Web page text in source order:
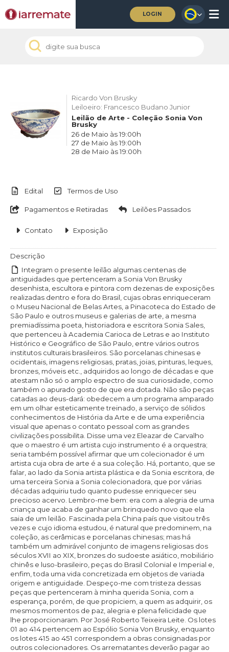
LOGIN
Ricardo Von Brusky
Leiloeiro: Francesco Budano Junior
Leilão de Arte - Coleção Sonia Von
Brusky
26 de Maio às 19:00h
27 de Maio às 19:00h
28 de Maio às 19:00h
Edital Termos de Uso
Pagamentos e Retiradas Leilões Passados
Contato Exposição
Descrição
Integram o presente leilão algumas centenas de
antiguidades que pertenceram a Sonia Von Brusky
desenhista, escultora e pintora com dezenas de exposições
realizadas dentro e fora do Brasil, cujas obras enriqueceram
o Museu Nacional de Belas Artes, a Pinacoteca do Estado de
São Paulo e outros museus e galerias de arte, a mesma
premiadíssima poeta, historiadora e escritora Sonia Sales,
que pertenceu à Academia Carioca de Letras e ao Instituto
Histórico e Geográfico de São Paulo, entre vários outros
institutos culturais brasileiros. São porcelanas chinesas e
ocidentais, imagens religiosas, pratas, joias, pinturas, leques,
bronzes, móveis etc., adquiridos ao longo de décadas e que
atestam não só o amplo espectro de sua curiosidade, como
também o apurado gosto de que era dotada. Não são peças
catadas ao deus-dará: obedecem a um programa amparado
em um olhar esteticamente treinado, a serviço de sólidos
conhecimentos de História da Arte e de uma experiência
visual que apenas o contato pessoal com as grandes
civilizações possibilita. Disse uma vez Eleazar de Carvalho
que o maestro é um artista cujo instrumento é a orquestra;
seria também possível afirmar que um colecionador é um
artista cuja obra de arte é a sua coleção. Há, portanto, que se
falar, ao lado da Sonia artista plástica e da Sonia escritora, de
uma terceira Sonia a Sonia colecionadora, que por várias
décadas adquiriu tudo quanto pudesse enriquecer seu
precioso acervo. Lembro-me bem: era com a alegria de uma
criança que acaba de ganhar um brinquedo novo que ela
saia de um leilão. Fascinada pela China país que visitou três
vezes e cujo idioma estudou, é natural que predominem, na
coleção, as cerâmicas e porcelanas chinesas; mas há
também um admirável conjunto de imagens religiosas dos
séculos XVII ao XIX, bronzes do sudoeste asiático, mobiliário
chinês e luso-brasileiro, peças do Brasil Colonial e Imperial e,
enfim, toda uma vida concretizada em objetos de variada
origem e antiguidade. Despeço-me com tristeza dessas
peças que pertenceram à minha querida Sonia, com a
esperança, porém, de que propiciem, a quem as adquirir, os
mesmos momentos de paz, alegria e plena felicidade que
lhe proporcionaram. Por José Roberto Teixeira Leite. Os lotes
01 ao 414 pertencem ao Espólio Sonia Von Brusky, enquanto
os lotes 415 ao 451 correspondem a obras consignadas por
outros colecionadores. Os arrematantes deverão pagar ao